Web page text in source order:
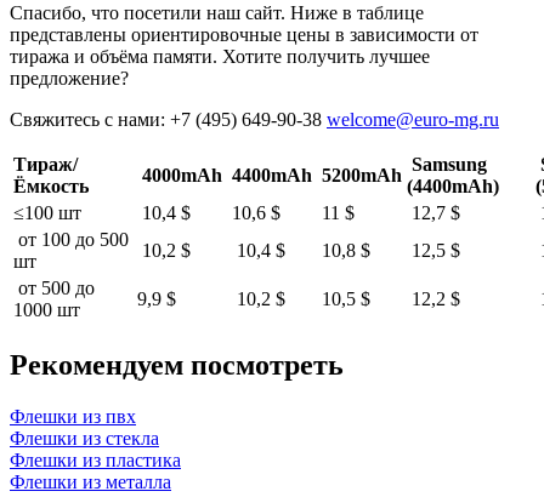
Спасибо, что посетили наш сайт. Ниже в таблице
представлены ориентировочные цены в зависимости от
тиража и объёма памяти. Хотите получить лучшее
предложение?
Свяжитесь с нами: +7 (495) 649-90-38 welcome@euro-mg.ru
Тираж/
Ёмкость
4000mAh 4400mAh 5200mAh
Samsung
(4400mAh)
≤100 шт
10,4 $ 10,6 $ 11 $ 12,7 $
от 100 до 500
шт
10,2 $ 10,4 $ 10,8 $ 12,5 $
от 500 до
1000 шт
9,9 $ 10,2 $ 10,5 $ 12,2 $
Рекомендуем посмотреть
Флешки из пвх
Флешки из стекла
Флешки из пластика
Флешки из металла